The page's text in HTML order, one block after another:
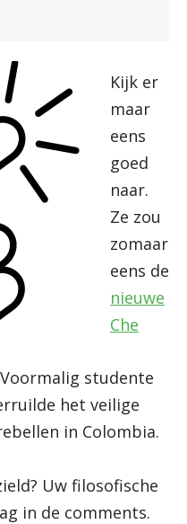
Kijk er
maar
eens
goed
naar.
Ze zou
zomaar
eens de
nieuwe
Che
studente
het veilige
in Colombia.
Uw filosofische
in de comments.